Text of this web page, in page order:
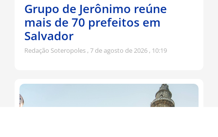
Grupo de Jerônimo reúne
mais de 70 prefeitos em
Salvador
Redação Soteropoles 7 de agosto de 2026 10:19